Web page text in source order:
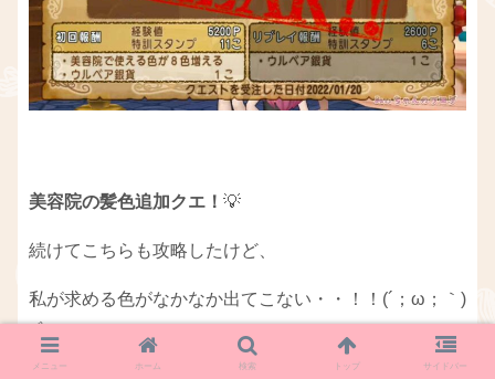
美容院の髪色追加クエ！ 💡
続けてこちらも攻略したけど、
私が求める色がなかなか出てこない・・！！(´；ω；｀)
ﾌﾞﾜｯ
メニュー ホーム 検索 トップ サイドバー